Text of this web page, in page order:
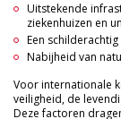
Uitstekende
ziekenhuizen en
Een
Nabijheid van
Voor internationale
veiligheid, de
Deze factoren